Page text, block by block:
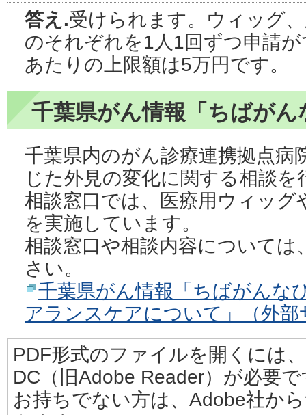
答え.受けられます。ウィッグ
のそれぞれを1人1回ずつ申請
あたりの上限額は5万円です。
千葉県がん情報「ちばがん
千葉県内のがん診療連携拠点病
じた外見の変化に関する相談
相談窓口では、医療用ウィッグ
を実施しています。
相談窓口や相談内容について
さい。
千葉県がん情報「ちばがんな
アランスケアについて」（外部
PDF形式のファイルを開くには
DC（旧Adobe Reader）が必要
お持ちでない方は、Adobe社か